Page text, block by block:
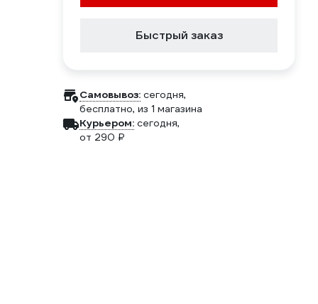
Быстрый заказ
Самовывоз: сегодня,
бесплатно, из 1 магазина
Курьером: сегодня,
от 290 ₽